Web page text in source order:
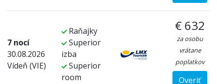
7 nocí
30.08.2026
Vídeň (VIE)
Raňajky
Superior
izba
Superior
room
€ 632
za osobu
vrátane
poplatkov
Overiť